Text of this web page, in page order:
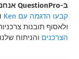
ב-QuestionPro אנחנו עובדים על מה שאנחנו מאמינים בו.
קבעו הדגמה עם Ken
ולאסוף תובנות
הצרכנים והניתוח